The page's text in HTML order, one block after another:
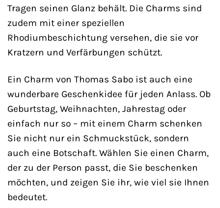
Tragen seinen Glanz behält. Die Charms sind
zudem mit einer speziellen
Rhodiumbeschichtung versehen, die sie vor
Kratzern und Verfärbungen schützt.
Ein Charm von Thomas Sabo ist auch eine
wunderbare Geschenkidee für jeden Anlass. Ob
Geburtstag, Weihnachten, Jahrestag oder
einfach nur so – mit einem Charm schenken
Sie nicht nur ein Schmuckstück, sondern
auch eine Botschaft. Wählen Sie einen Charm,
der zu der Person passt, die Sie beschenken
möchten, und zeigen Sie ihr, wie viel sie Ihnen
bedeutet.